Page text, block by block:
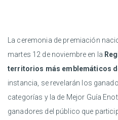
La ceremonia de premiación
martes 12 de noviembre en la
territorios más emblemáticos
instancia, se revelarán los
categorías y la de Mejor Guía
ganadores del público que